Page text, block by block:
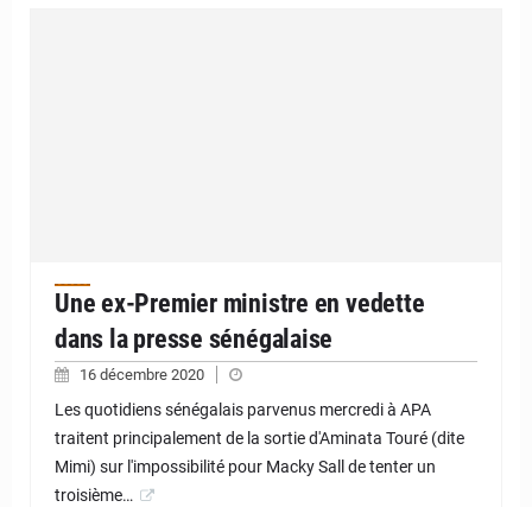
Une ex-Premier ministre en vedette
dans la presse sénégalaise
16 décembre 2020
Les quotidiens sénégalais parvenus mercredi à APA
traitent principalement de la sortie d'Aminata Touré (dite
Mimi) sur l'impossibilité pour Macky Sall de tenter un
troisième…